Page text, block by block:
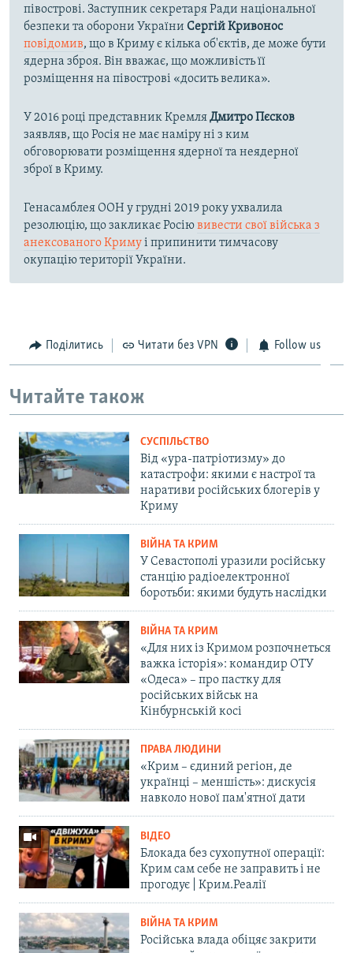
півострові. Заступник секретаря Ради національної
безпеки та оборони України Сергій Кривонос
повідомив, що в Криму є кілька об'єктів, де може бути
ядерна зброя. Він вважає, що можливість її
розміщення на півострові «досить велика».
У 2016 році представник КремляДмитро Пєсков
заявляв, що Росія не має наміру ні з ким
обговорювати розміщення ядерної та неядерної
зброї в Криму.
Генасамблея ООН у грудні 2019 року ухвалила
резолюцію, що закликає Росіювивести свої війська з
анексованого Кримуі припинити тимчасову
окупацію території України.
Поділитись Читати без VPN Follow us
Читайте також
СУСПІЛЬСТВО
Від «ура-патріотизму» до
катастрофи: якими є настрої та
наративи російських блогерів у
Криму
ВІЙНА ТА КРИМ
У Севастополі уразили російську
станцію радіоелектронної
боротьби: якими будуть наслідки
ВІЙНА ТА КРИМ
«Для них із Кримом розпочнеться
важка історія»: командир ОТУ
«Одеса» – про пастку для
російських військ на
Кінбурнській косі
ПРАВА ЛЮДИНИ
«Крим – єдиний регіон, де
українці – меншість»: дискусія
навколо нової пам'ятної дати
ВІДЕО
Блокада без сухопутної операції:
Крим сам себе не заправить і не
прогодує | Крим.Реалії
ВІЙНА ТА КРИМ
Російська влада обіцяє закрити